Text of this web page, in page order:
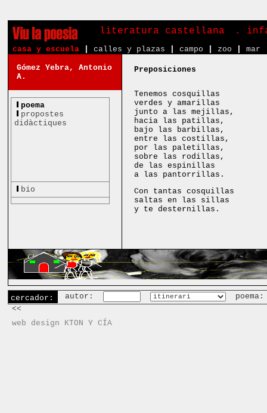
literatura castellana .
casa y escuela calles y plazas campo zoo mar
Gómez Yebra, Antonio
A.
poema
propostes
didàctiques
bio
Preposiciones
Tenemos cosquillas
verdes y amarillas
junto a las mejillas,
hacia las patillas,
bajo las barbillas,
entre las costillas,
por las paletillas,
sobre las rodillas,
de las espinillas
a las pantorrillas.
Con tantas cosquillas
saltas en las sillas
y te desternillas.
cercador: autor:
<<
web design KTON Y CÍA